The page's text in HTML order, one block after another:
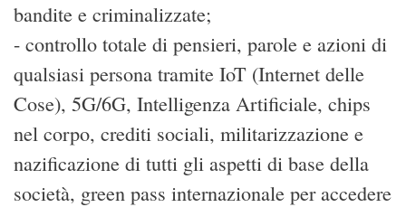
bandite e criminalizzate;
- controllo totale di pensieri, parole e azioni di
qualsiasi persona tramite IoT (Internet delle
Cose), 5G/6G, Intelligenza Artificiale, chips
nel corpo, crediti sociali, militarizzazione e
nazificazione di tutti gli aspetti di base della
società, green pass internazionale per accedere